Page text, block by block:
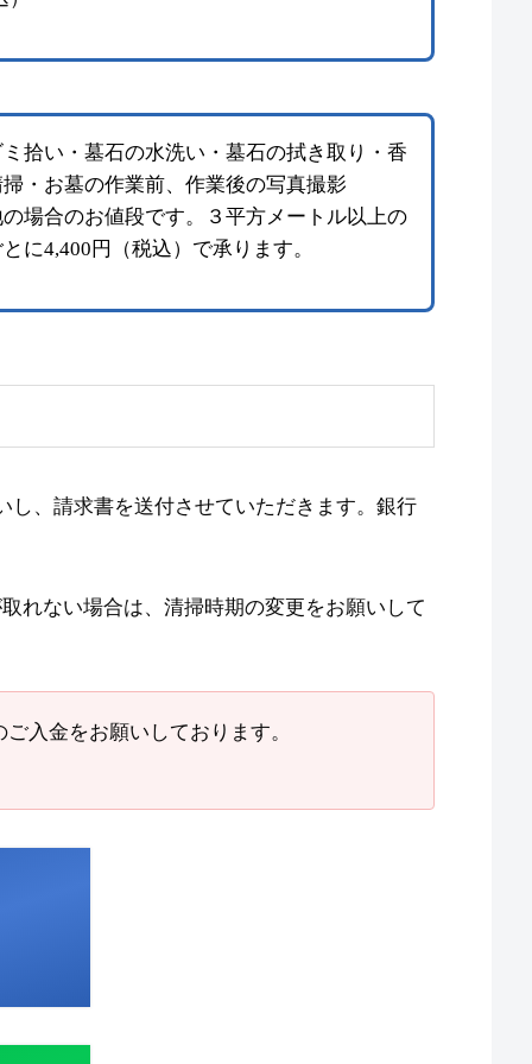
拾い・墓石の水洗い・墓石の拭き取り・香
・お墓の作業前、作業後の写真撮影
場合のお値段です。３平方メートル以上の
に4,400円（税込）で承ります。
し、請求書を送付させていただきます。銀行
れない場合は、清掃時期の変更をお願いして
入金をお願いしております。